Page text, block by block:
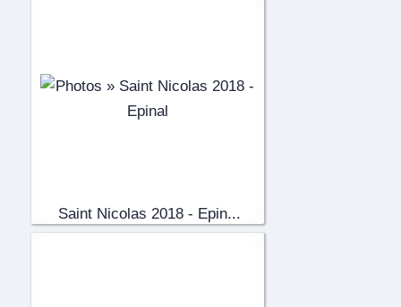
Saint Nicolas 2018 - Epin...